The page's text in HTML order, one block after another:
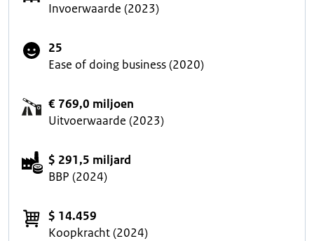
Invoerwaarde (2023)
25
Ease of doing business (2020)
€ 769,0 miljoen
Uitvoerwaarde (2023)
$ 291,5 miljard
BBP (2024)
$ 14.459
Koopkracht (2024)